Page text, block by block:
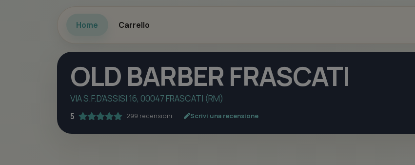
Home Carrello
OLD BARBER FRASCATI
VIA S.F.D'ASSISI 16, 00047 FRASCATI (RM)
5 299 recensioni Scrivi una recensione